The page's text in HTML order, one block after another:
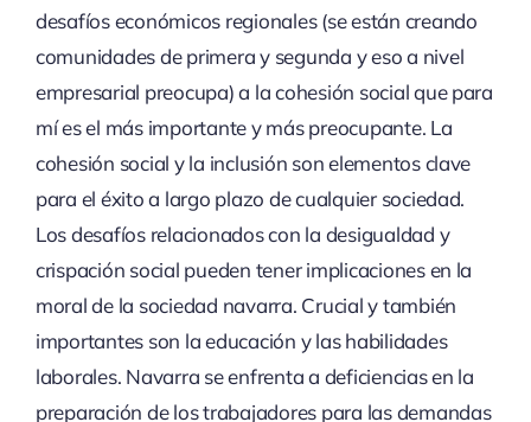
desafíos económicos regionales (se están creando
comunidades de primera y segunda y eso a nivel
empresarial preocupa) a la cohesión social que para
mí es el más importante y más preocupante. La
cohesión social y la inclusión son elementos clave
para el éxito a largo plazo de cualquier sociedad.
Los desafíos relacionados con la desigualdad y
crispación social pueden tener implicaciones en la
moral de la sociedad navarra. Crucial y también
importantes son la educación y las habilidades
laborales. Navarra se enfrenta a deficiencias en la
preparación de los trabajadores para las demandas